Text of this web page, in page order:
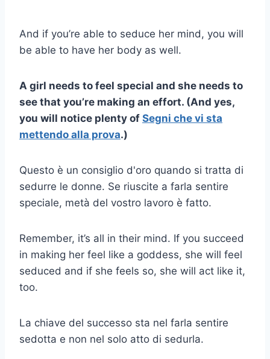
And if you’re able to seduce her mind, you will
be able to have her body as well.
A girl needs to feel special and she needs to
see that you’re making an effort. (And yes,
you will notice plenty of Segni che vi sta
mettendo alla prova.)
Questo è un consiglio d'oro quando si tratta di
sedurre le donne. Se riuscite a farla sentire
speciale, metà del vostro lavoro è fatto.
Remember, it’s all in their mind. If you succeed
in making her feel like a goddess, she will feel
seduced and if she feels so, she will act like it,
too.
La chiave del successo sta nel farla sentire
sedotta e non nel solo atto di sedurla.